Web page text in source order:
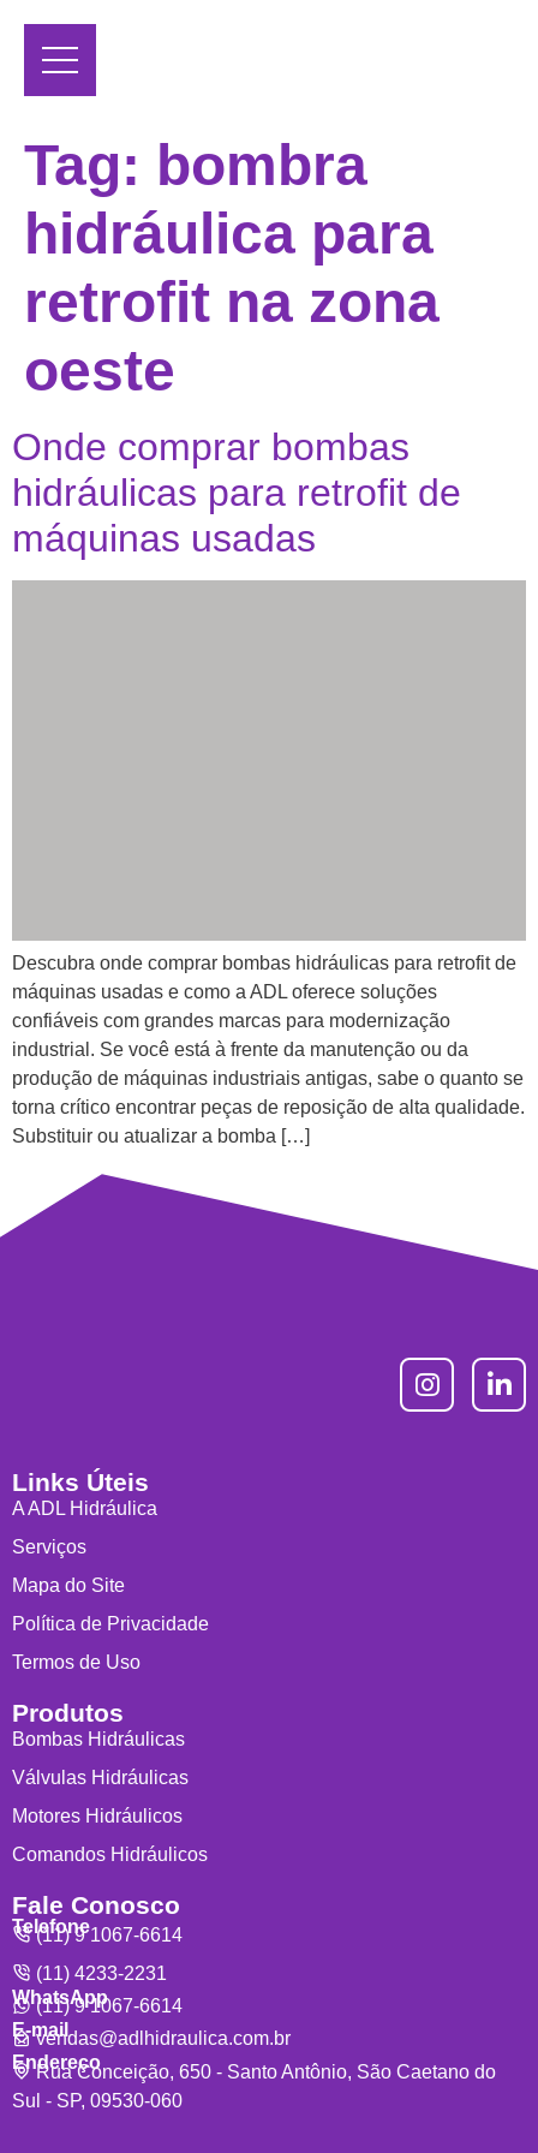
Tag: bombra
hidráulica para
retrofit na zona
oeste
Onde comprar bombas
hidráulicas para retrofit de
máquinas usadas
Descubra onde comprar bombas hidráulicas para retrofit de
máquinas usadas e como a ADL oferece soluções
confiáveis com grandes marcas para modernização
industrial. Se você está à frente da manutenção ou da
produção de máquinas industriais antigas, sabe o quanto se
torna crítico encontrar peças de reposição de alta qualidade.
Substituir ou atualizar a bomba […]
Links Úteis
A ADL Hidráulica
Serviços
Mapa do Site
Política de Privacidade
Termos de Uso
Produtos
Bombas Hidráulicas
Válvulas Hidráulicas
Motores Hidráulicos
Comandos Hidráulicos
Fale Conosco
Telefone
(11) 9 1067-6614
(11) 4233-2231
WhatsApp
(11) 9 1067-6614
E-mail
vendas@adlhidraulica.com.br
Endereço
Rua Conceição, 650 - Santo Antônio, São Caetano do
Sul - SP, 09530-060